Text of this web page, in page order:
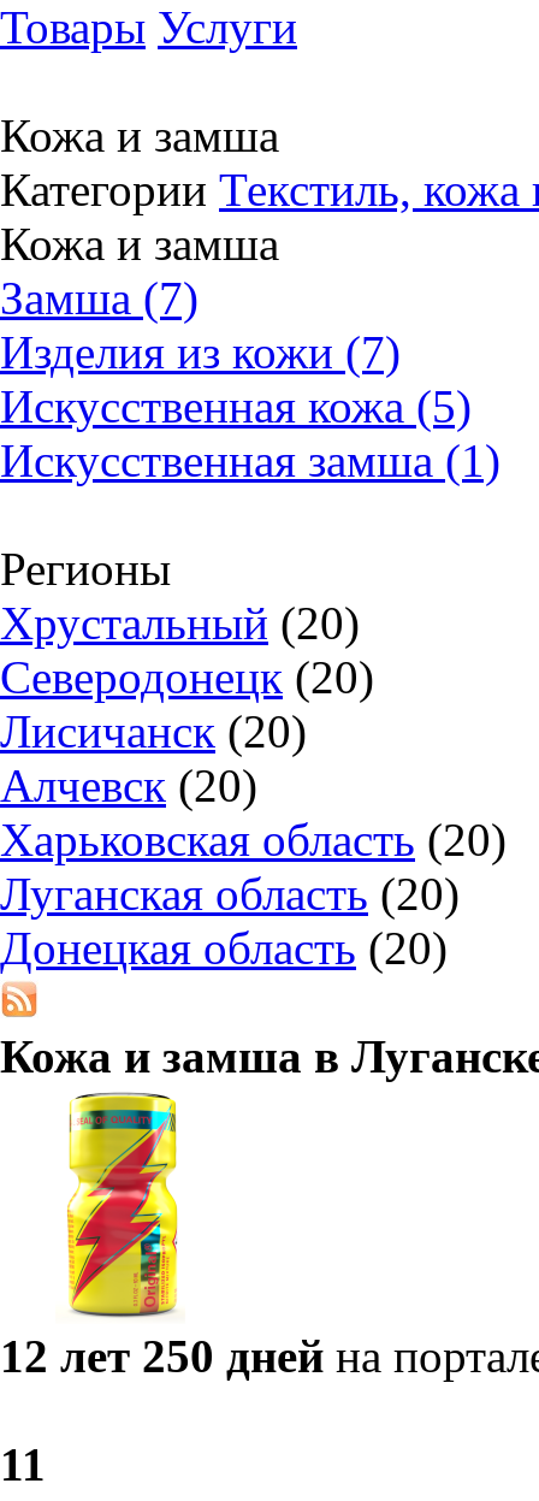
Товары Услуги
Кожа и замша
Категории Текстиль, кожа
Кожа и замша
Замша (7)
Изделия из кожи (7)
Искусственная кожа (5)
Искусственная замша (1)
Регионы
Хрустальный (20)
Северодонецк (20)
Лисичанск (20)
Алчевск (20)
Харьковская область (20)
Луганская область (20)
Донецкая область (20)
Кожа и замша в
12 лет 250 дней на
11